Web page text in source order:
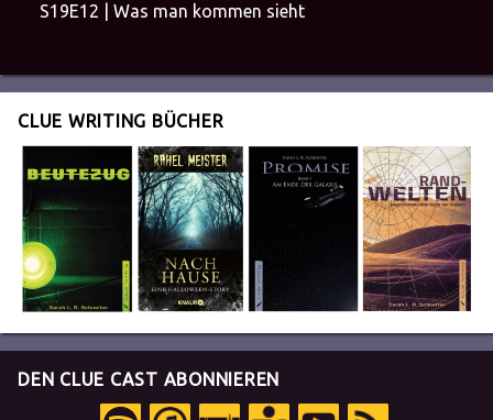
S19E12 | Was man kommen sieht
CLUE WRITING BÜCHER
DEN CLUE CAST ABONNIEREN